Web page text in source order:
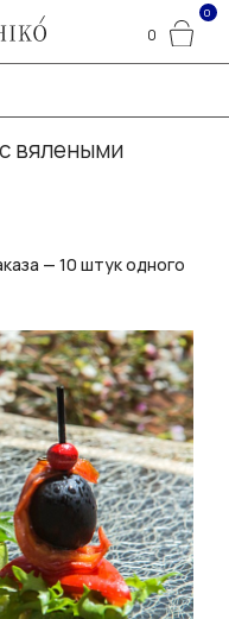
0
0
вялеными
— 10 штук одного